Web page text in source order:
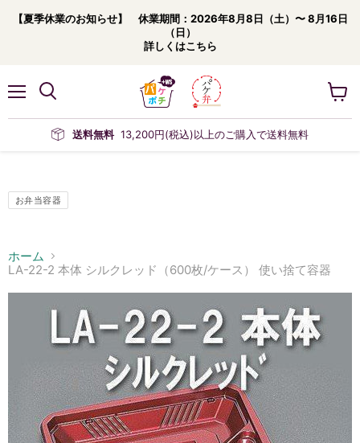
【夏季休業のお知らせ】 休業期間：2026年8月8日（土）〜 8月16日
（日）
詳しくはこちら
ニ
送料無料 13,200円(税込)以上のご購入で送料無料
ー
お弁当容器
ホーム
LA-22-2 本体 シルクレッド（600枚/ケース） 使い捨て容器